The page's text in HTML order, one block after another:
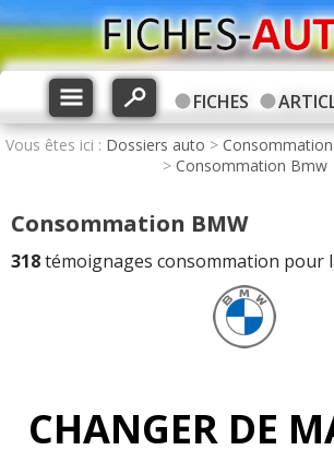
FICHES
Vous êtes ici : Dossiers auto >
> Consommation Bmw
Consommation BMW
318témoignages consommation pour
CHANGER DE